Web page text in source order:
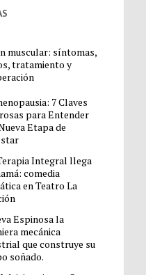
muscular: síntomas,
tratamiento y
7 Claves
para Entender
Etapa de
Integral llega
comedia
en Teatro La
Espinosa la
mecánica
que construye su
soñado.